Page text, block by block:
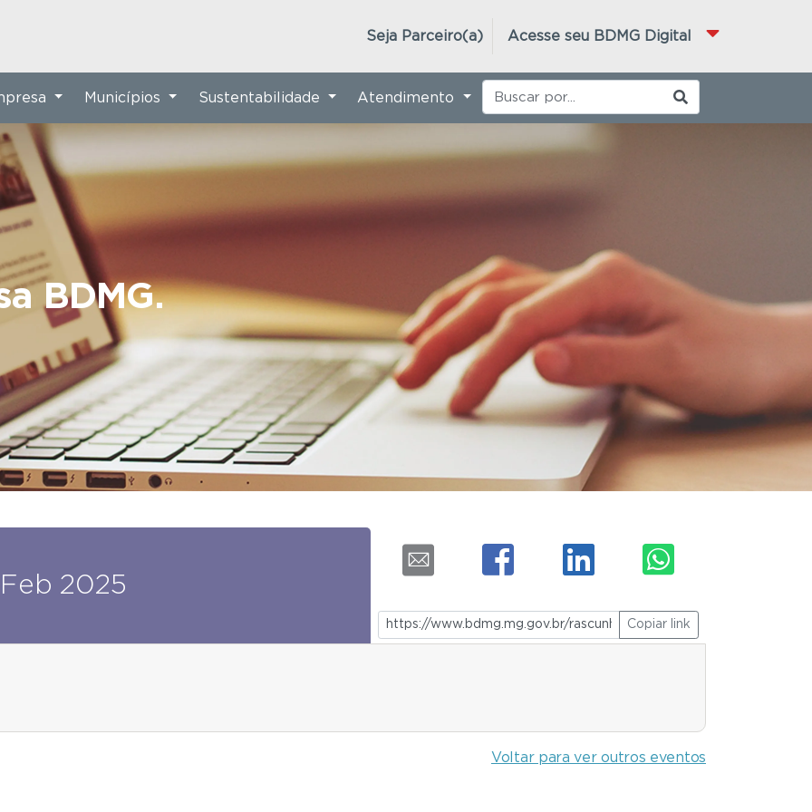
Acesse seu BDMG Digital
Seja Parceiro(a)
BDMG.
Municípios Sustentabilidade Atendimento
Feb 2025
Copiar link
Voltar para ver outros eventos